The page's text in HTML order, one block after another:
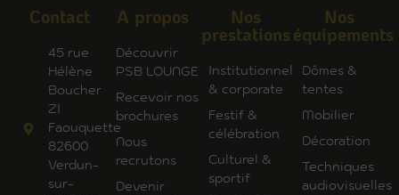
Contact
45 rue
Hélène
Boucher
ZI
Faouquette
82600
Verdun-
sur-
A propos
Découvrir
PSB LOUNGE
Recevoir nos
brochures
Nous
recrutons
Devenir
Nos
prestations
Institutionnel
& corporate
Festif &
célébration
Culturel &
sportif
Nos
équipements
Dômes &
tentes
Mobilier
Décoration
Techniques
audiovisuelles